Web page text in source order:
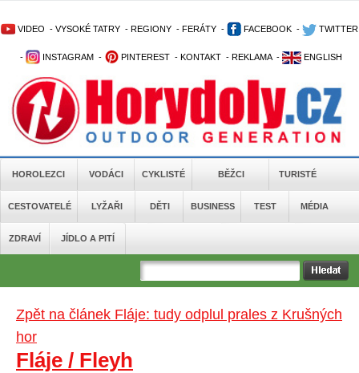
VIDEO - VYSOKÉ TATRY - REGIONY - FERÁTY - FACEBOOK - TWITTER
- INSTAGRAM - PINTEREST - KONTAKT - REKLAMA - ENGLISH
HOROLEZCI VODÁCI CYKLISTÉ BĚŽCI TURISTÉ
CESTOVATELÉ LYŽAŘI DĚTI BUSINESS TEST MÉDIA
ZDRAVÍ JÍDLO A PITÍ
Zpět na článek Fláje: tudy odplul prales z Krušných
hor
Fláje / Fleyh